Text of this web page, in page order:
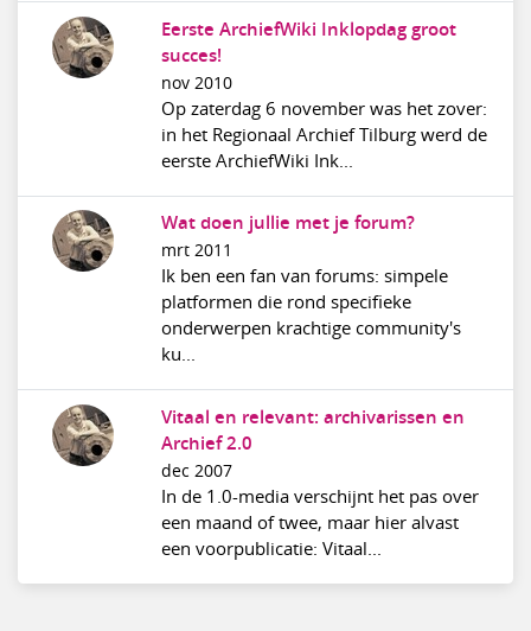
Eerste ArchiefWiki Inklopdag groot
succes!
nov 2010
Op zaterdag 6 november was het zover:
in het Regionaal Archief Tilburg werd de
eerste ArchiefWiki Ink...
Wat doen jullie met je forum?
mrt 2011
Ik ben een fan van forums: simpele
platformen die rond specifieke
onderwerpen krachtige community's
ku...
Vitaal en relevant: archivarissen en
Archief 2.0
dec 2007
In de 1.0-media verschijnt het pas over
een maand of twee, maar hier alvast
een voorpublicatie: Vitaal...